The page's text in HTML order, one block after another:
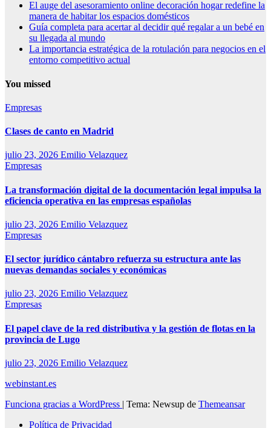
El auge del asesoramiento online decoración hogar redefine la
manera de habitar los espacios domésticos
Guía completa para acertar al decidir qué regalar a un bebé en
su llegada al mundo
La importancia estratégica de la rotulación para negocios en el
entorno competitivo actual
You missed
Empresas
Clases de canto en Madrid
julio 23, 2026 Emilio Velazquez
Empresas
La transformación digital de la documentación legal impulsa la
eficiencia operativa en las empresas españolas
julio 23, 2026 Emilio Velazquez
Empresas
El sector jurídico cántabro refuerza su estructura ante las
nuevas demandas sociales y económicas
julio 23, 2026 Emilio Velazquez
Empresas
El papel clave de la red distributiva y la gestión de flotas en la
provincia de Lugo
julio 23, 2026 Emilio Velazquez
webinstant.es
Funciona gracias a WordPress | Tema: Newsup de Themeansar
Política de Privacidad